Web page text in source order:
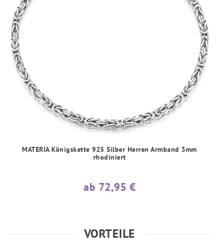
MATERIA Königskette 925 Silber Herren Armband 3mm
rhodiniert
ab 72,95 €
VORTEILE